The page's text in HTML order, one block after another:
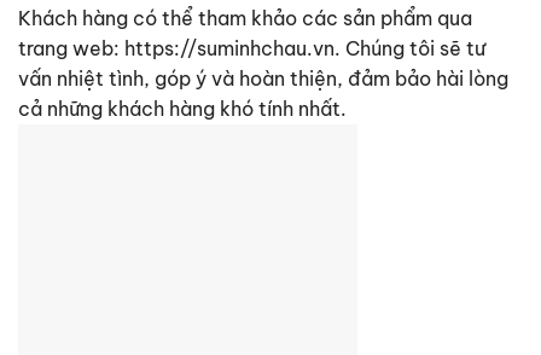
Khách hàng có thể tham khảo các sản phẩm qua
trang web: https://suminhchau.vn. Chúng tôi sẽ tư
vấn nhiệt tình, góp ý và hoàn thiện, đảm bảo hài lòng
cả những khách hàng khó tính nhất.